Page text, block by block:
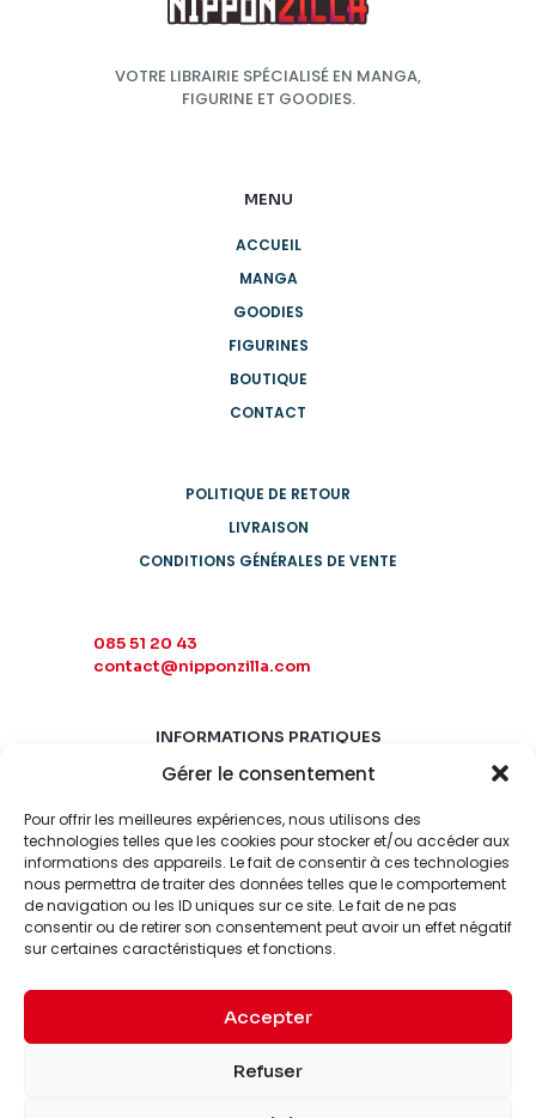
Gérer le consentement
Pour offrir les meilleures expériences, nous utilisons des
technologies telles que les cookies pour stocker et/ou accéder aux
informations des appareils. Le fait de consentir à ces technologies
nous permettra de traiter des données telles que le comportement
de navigation ou les ID uniques sur ce site. Le fait de ne pas
consentir ou de retirer son consentement peut avoir un effet négatif
sur certaines caractéristiques et fonctions.
Accepter
Refuser
VOTRE LIBRAIRIE SPÉCIALISÉ EN MANGA,
FIGURINE ET GOODIES.
MENU
ACCUEIL
MANGA
GOODIES
FIGURINES
BOUTIQUE
CONTACT
POLITIQUE DE RETOUR
LIVRAISON
CONDITIONS GÉNÉRALES DE VENTE
085 51 20 43
contact@nipponzilla.com
INFORMATIONS PRATIQUES
MARDI-SAMEDI
LUNDI-DIMANCHE
FERMÉ
© 2026 Nipponzilla. Tous
Mentions